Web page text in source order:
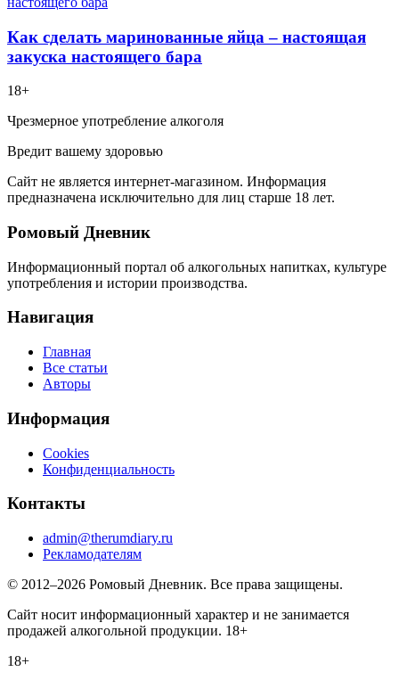
Как сделать маринованные яйца – настоящая
закуска настоящего бара
18+
Чрезмерное употребление алкоголя
Вредит вашему здоровью
Сайт не является интернет-магазином. Информация
предназначена исключительно для лиц старше 18 лет.
Ромовый Дневник
Информационный портал об алкогольных напитках, культуре
употребления и истории производства.
Навигация
Главная
Все статьи
Авторы
Информация
Cookies
Конфиденциальность
Контакты
admin@therumdiary.ru
Рекламодателям
© 2012–2026 Ромовый Дневник. Все права защищены.
Сайт носит информационный характер и не занимается
продажей алкогольной продукции. 18+
18+